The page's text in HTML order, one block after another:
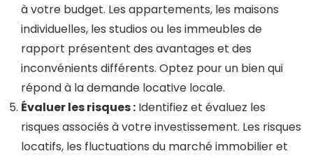
à votre budget. Les appartements, les maisons
individuelles, les studios ou les immeubles de
rapport présentent des avantages et des
inconvénients différents. Optez pour un bien qui
répond à la demande locative locale.
Évaluer les risques : Identifiez et évaluez les
risques associés à votre investissement. Les risques
locatifs, les fluctuations du marché immobilier et